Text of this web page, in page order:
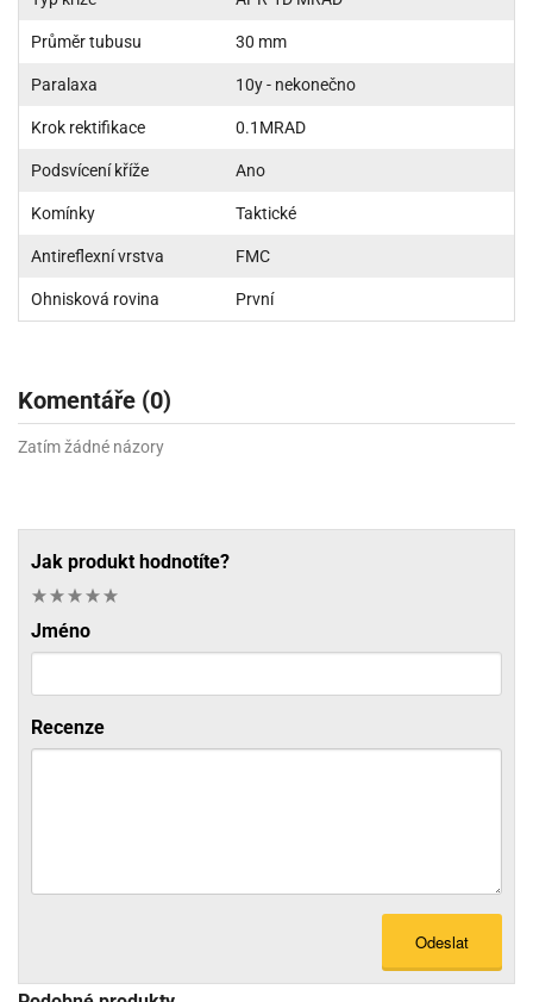
Průměr tubusu 30 mm
Paralaxa 10y - nekonečno
Krok rektifikace 0.1MRAD
Podsvícení kříže Ano
Komínky Taktické
Antireflexní vrstva FMC
Ohnisková rovina První
Komentáře (0)
Zatím žádné názory
Jak produkt hodnotíte?
Jméno
Recenze
Odeslat